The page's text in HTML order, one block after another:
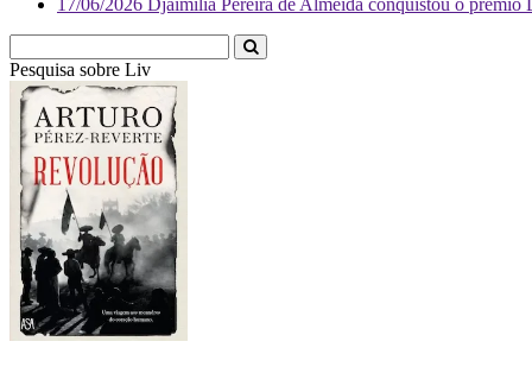
Pesquisa sobre Literatura